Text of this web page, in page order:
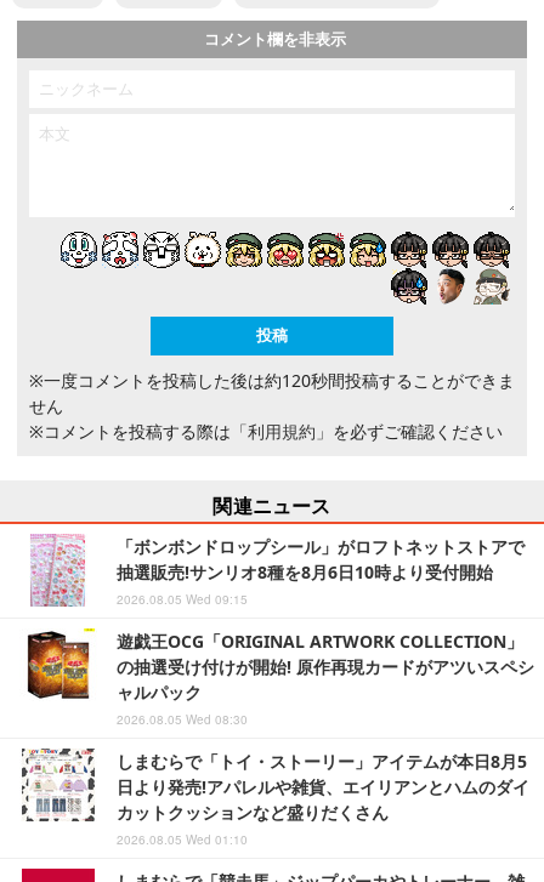
コメント欄を非表示
※一度コメントを投稿した後は約120秒間投稿することができま
せん
※コメントを投稿する際は 「利用規約」 を必ずご確認ください
関連ニュース
「ボンボンドロップシール」がロフトネットストアで
抽選販売!サンリオ8種を8月6日10時より受付開始
2026.08.05 Wed 09:15
遊戯王OCG「ORIGINAL ARTWORK COLLECTION」
の抽選受け付けが開始! 原作再現カードがアツいスペシ
ャルパック
2026.08.05 Wed 08:30
しまむらで「トイ・ストーリー」アイテムが本日8月5
日より発売!アパレルや雑貨、エイリアンとハムのダイ
カットクッションなど盛りだくさん
2026.08.05 Wed 01:10